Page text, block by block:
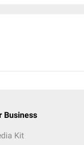
Business
Kit